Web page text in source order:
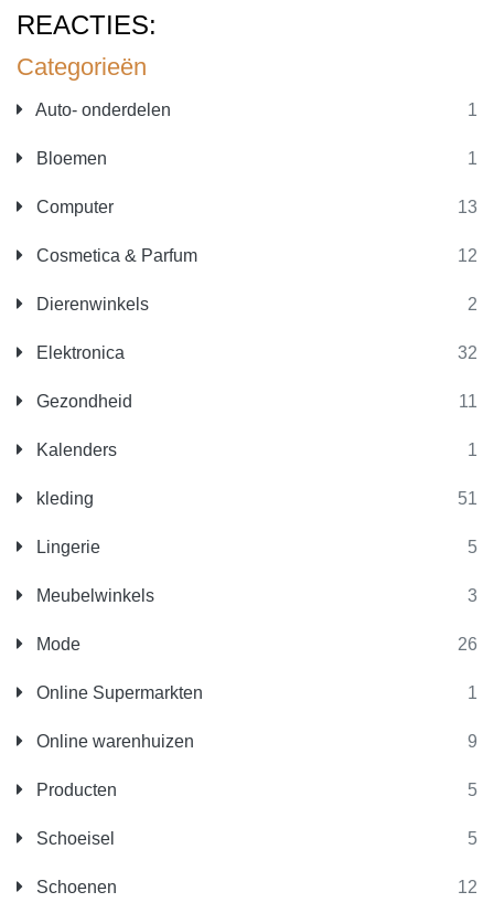
Categorieën
Auto- onderdelen 1
Bloemen 1
Computer 13
Cosmetica & Parfum 12
Dierenwinkels 2
Elektronica 32
Gezondheid 11
Kalenders 1
kleding 51
Lingerie 5
Meubelwinkels 3
Mode 26
Online Supermarkten 1
Online warenhuizen 9
Producten 5
Schoeisel 5
Schoenen 12
REACTIES: